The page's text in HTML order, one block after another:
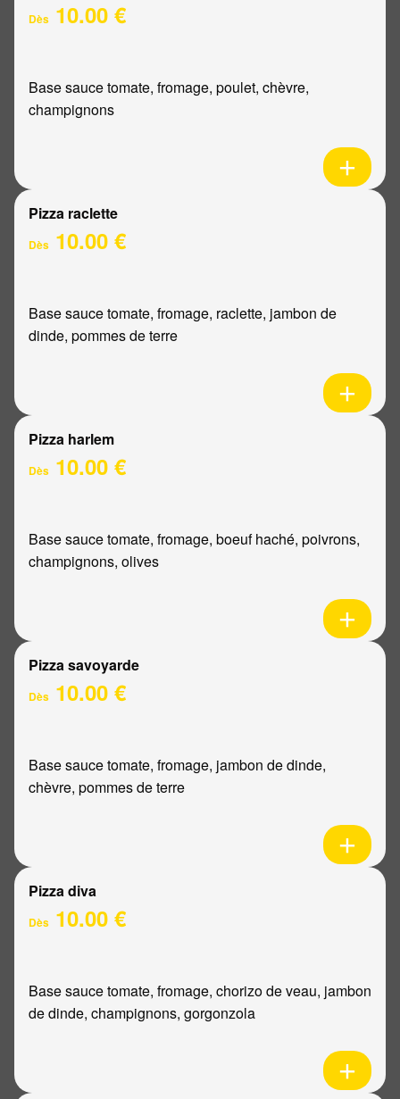
Dès 10.00 €
Base sauce tomate, fromage, poulet, chèvre,
champignons
Pizza raclette
Dès 10.00 €
Base sauce tomate, fromage, raclette, jambon de
dinde, pommes de terre
Pizza harlem
Dès 10.00 €
Base sauce tomate, fromage, boeuf haché, poivrons,
champignons, olives
Pizza savoyarde
Dès 10.00 €
Base sauce tomate, fromage, jambon de dinde,
chèvre, pommes de terre
Pizza diva
Dès 10.00 €
Base sauce tomate, fromage, chorizo de veau, jambon
de dinde, champignons, gorgonzola